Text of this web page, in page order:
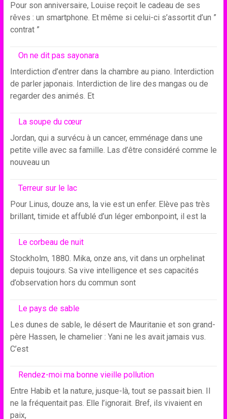
Pour son anniversaire, Louise reçoit le cadeau de ses
rêves : un smartphone. Et même si celui-ci s’assortit d’un ”
contrat ”
On ne dit pas sayonara
Interdiction d’entrer dans la chambre au piano. Interdiction
de parler japonais. Interdiction de lire des mangas ou de
regarder des animés. Et
La soupe du cœur
Jordan, qui a survécu à un cancer, emménage dans une
petite ville avec sa famille. Las d’être considéré comme le
nouveau un
Terreur sur le lac
Pour Linus, douze ans, la vie est un enfer. Elève pas très
brillant, timide et affublé d’un léger embonpoint, il est la
Le corbeau de nuit
Stockholm, 1880. Mika, onze ans, vit dans un orphelinat
depuis toujours. Sa vive intelligence et ses capacités
d’observation hors du commun sont
Le pays de sable
Les dunes de sable, le désert de Mauritanie et son grand-
père Hassen, le chamelier : Yani ne les avait jamais vus.
C’est
Rendez-moi ma bonne vieille pollution
Entre Habib et la nature, jusque-là, tout se passait bien. Il
ne la fréquentait pas. Elle l’ignorait. Bref, ils vivaient en
paix,